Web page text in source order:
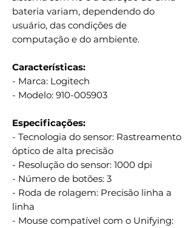
bateria variam, dependendo do
usuário, das condições de
computação e do ambiente.
Características:
- Marca: Logitech
- Modelo: 910-005903
Especificações:
- Tecnologia do sensor: Rastreamento
óptico de alta precisão
- Resolução do sensor: 1000 dpi
- Número de botões: 3
- Roda de rolagem: Precisão linha a
linha
- Mouse compatível com o Unifying: